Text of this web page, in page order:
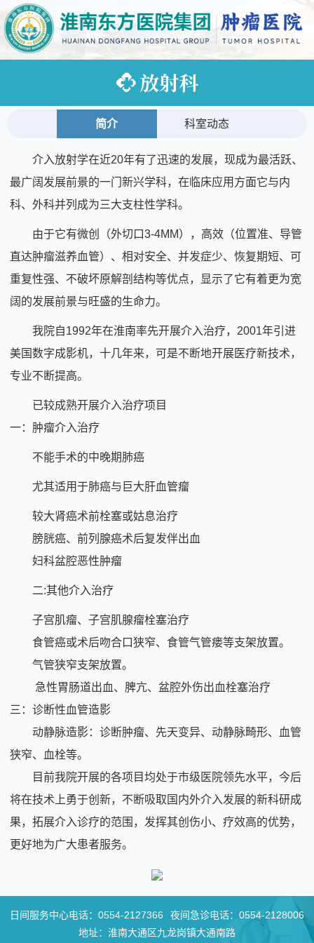
放射科
简介 科室动态
介入放射学在近20年有了迅速的发展，现成为最活跃、
最广阔发展前景的一门新兴学科，在临床应用方面它与内
科、外科并列成为三大支柱性学科。
由于它有微创（外切口3-4MM），高效（位置准、导管
直达肿瘤滋养血管）、相对安全、并发症少、恢复期短、可
重复性强、不破坏原解剖结构等优点，显示了它有着更为宽
阔的发展前景与旺盛的生命力。
我院自1992年在淮南率先开展介入治疗，2001年引进
美国数字成影机，十几年来，可是不断地开展医疗新技术，
专业不断提高。
已较成熟开展介入治疗项目
一：肿瘤介入治疗
不能手术的中晚期肺癌
尤其适用于肺癌与巨大肝血管瘤
较大肾癌术前栓塞或姑息治疗
膀胱癌、前列腺癌术后复发伴出血
妇科盆腔恶性肿瘤
二:其他介入治疗
子宫肌瘤、子宫肌腺瘤栓塞治疗
食管癌或术后吻合口狭窄、食管气管瘘等支架放置。
气管狭窄支架放置。
急性胃肠道出血、脾亢、盆腔外伤出血栓塞治疗
三：诊断性血管造影
动静脉造影：诊断肿瘤、先天变异、动静脉畸形、血管
狭窄、血栓等。
目前我院开展的各项目均处于市级医院领先水平，今后
将在技术上勇于创新，不断吸取国内外介入发展的新科研成
果，拓展介入诊疗的范围，发挥其创伤小、疗效高的优势，
更好地为广大患者服务。
日间服务中心电话： 0554-2127366 夜间急诊电话： 0554-2128006
地址：淮南大通区九龙岗镇大通南路